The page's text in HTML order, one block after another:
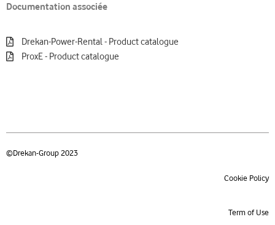
Documentation associée
Drekan-Power-Rental - Product catalogue
ProxE - Product catalogue
©Drekan-Group 2023
Cookie Policy
Term of Use